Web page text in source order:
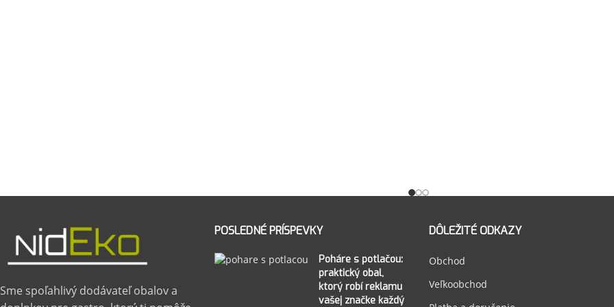
Sme spoľahlivý dodávateľ obalov a
POSLEDNÉ PRÍSPEVKY
Poháre s potlačou:
praktický obal,
ktorý robí reklamu
vašej značke každý
DÔLEŽITÉ ODKAZY
Obchod
Veľkoobchod